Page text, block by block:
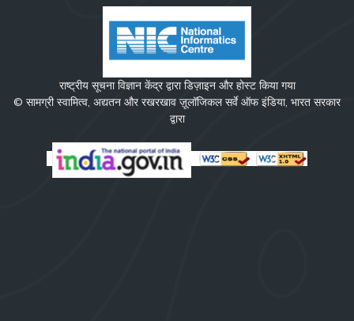
राष्ट्रीय सूचना विज्ञान केंद्र द्वारा डिज़ाइन और होस्ट किया गया
© सामग्री स्वामित्व, अद्यतन और रखरखाव ज़ूलॉजिकल सर्वे ऑफ इंडिया, भारत सरकार
द्वारा